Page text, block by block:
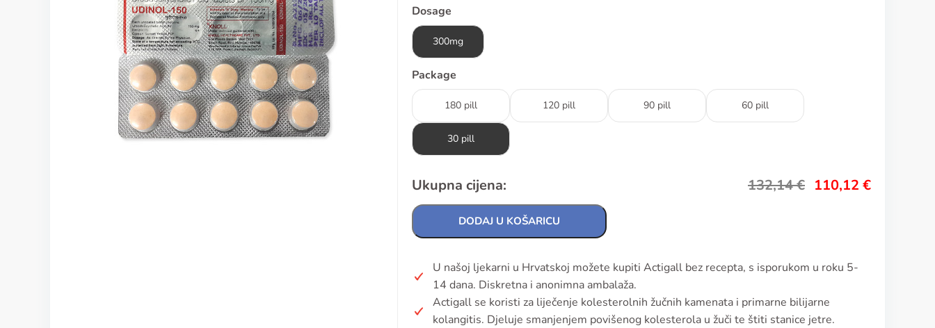
Dosage
300mg
Package
180 pill 120 pill 90 pill 60 pill
30 pill
Ukupna cijena: 132,14€ 110,12 €
DODAJ U KOŠARICU
U našoj ljekarni u Hrvatskoj možete kupiti Actigall bez recepta, s isporukom u roku 5-
14 dana. Diskretna i anonimna ambalaža.
Actigall se koristi za liječenje kolesterolnih žučnih kamenata i primarne bilijarne
kolangitis. Djeluje smanjenjem povišenog kolesterola u žuči te štiti stanice jetre.